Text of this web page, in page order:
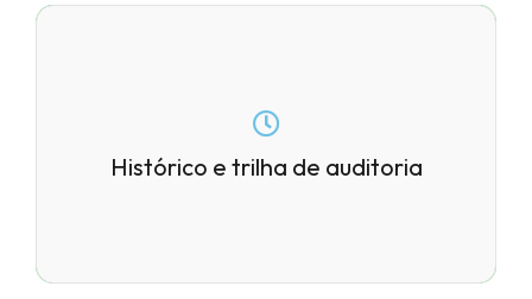
Histórico e trilha de auditoria
Segurança e rastreabilidade em cada
ação do financeiro.